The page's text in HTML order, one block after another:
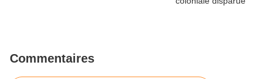
Commentaires